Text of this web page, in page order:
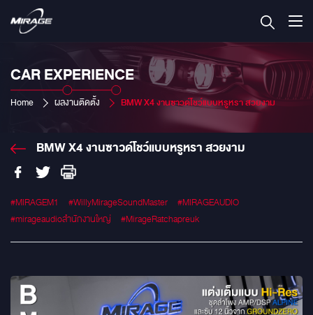
CAR EXPERIENCE
Home ผลงานติดตั้ง BMW X4 งานซาวด์โชว์แบบหรูหรา สวยงาม
BMW X4 งานซาวด์โชว์แบบหรูหรา สวยงาม
#MIRAGEM1 #WillyMirageSoundMaster
#MIRAGEAUDIO
#mirageaudioสำนักงานใหญ่
#MirageRatchapreuk